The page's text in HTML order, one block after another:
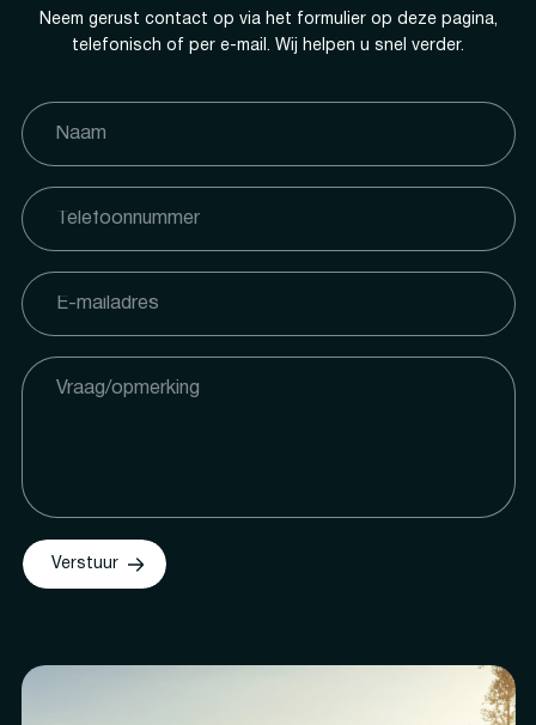
Neem gerust contact op via het formulier op deze pagina,
telefonisch of per e-mail. Wij helpen u snel verder.
Verstuur